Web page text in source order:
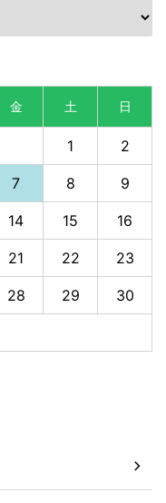
金 土 日
1 2
7 8 9
14 15 16
21 22 23
28 29 30